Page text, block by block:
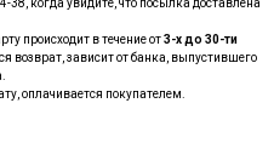
38, когда увидите, что посылка доставлена
происходит в течение от3-х до 30-ти
возврат, зависит от банка, выпустившего
оплачивается покупателем.